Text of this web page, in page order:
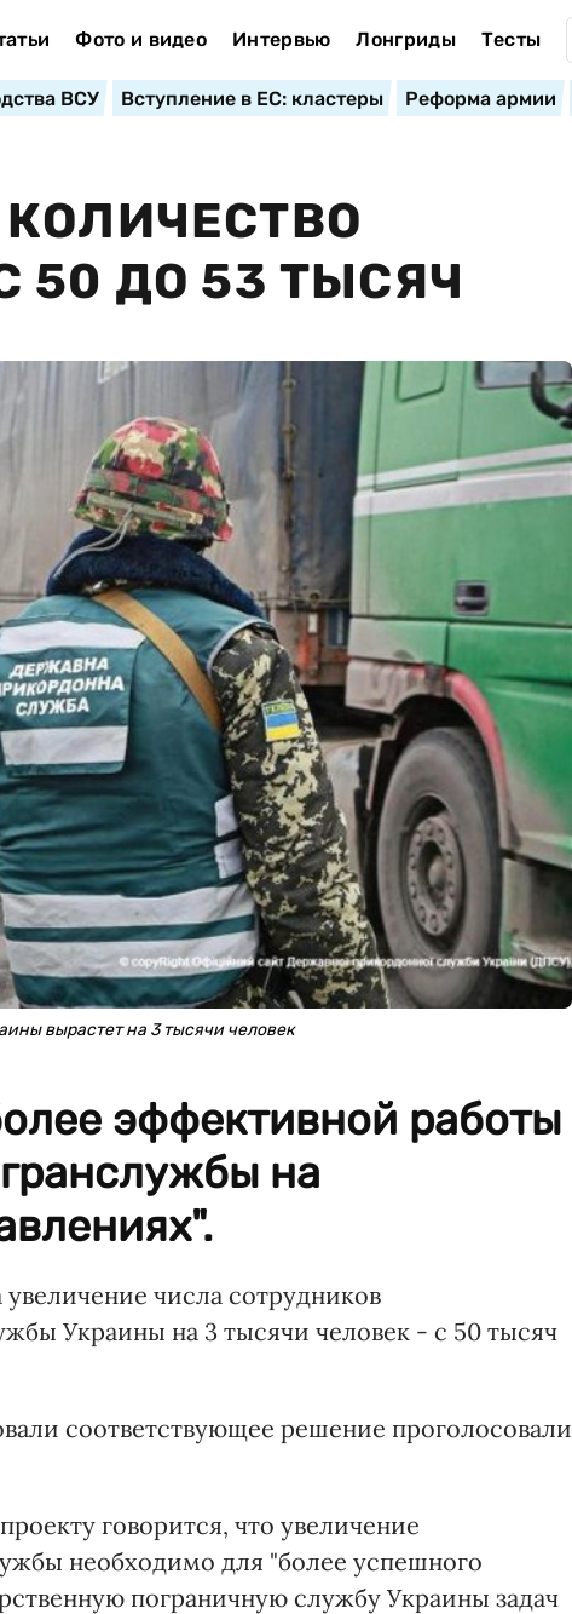
Фото и видео Интервью Лонгриды Тесты
ВСУ Вступление в ЕС: кластеры Реформа армии
50 ДО 53 ТЫСЯЧ
вырастет на 3 тысячи человек
эффективной работы
на
числа сотрудников
Украины на 3 тысячи человек - с 50 тысяч
соответствующее решение проголосовали
говорится, что увеличение
необходимо для "более успешного
пограничную службу Украины задач